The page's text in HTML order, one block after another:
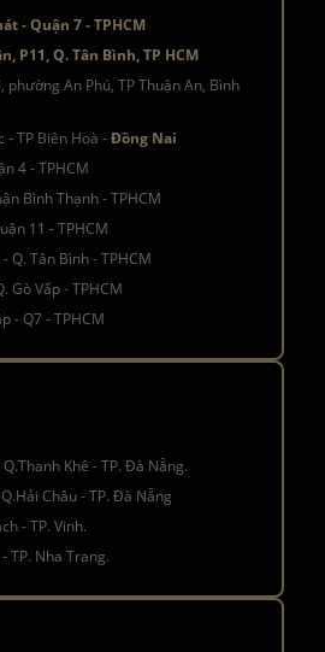
- Quận 7 - TPHCM
P11, Q. Tân Bình, TP HCM
phường An Phú, TP Thuận An, Bình
- TP Biên Hoà -Đồng Nai
4 - TPHCM
Bình Thạnh - TPHCM
11 - TPHCM
Q. Tân Bình - TPHCM
Gò Vấp - TPHCM
- Q7 - TPHCM
Khê - TP. Đà Nẵng.
Châu - TP. Đà Nẵng
- TP. Vinh.
TP. Nha Trang.